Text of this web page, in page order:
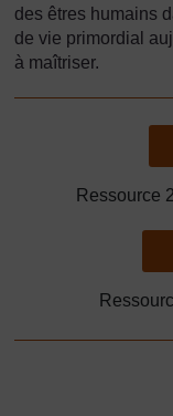
des êtres humains
de vie primordial
à maîtriser.
Ressource